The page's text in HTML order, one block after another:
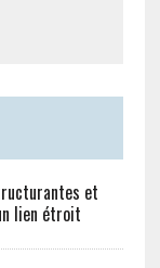
et
lien étroit